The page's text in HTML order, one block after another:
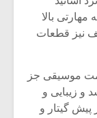
سن ۱۲ سالگی به مهارتی بالا
نیز قطعات
موسیقی جز
و زیبایی و
گیتار و